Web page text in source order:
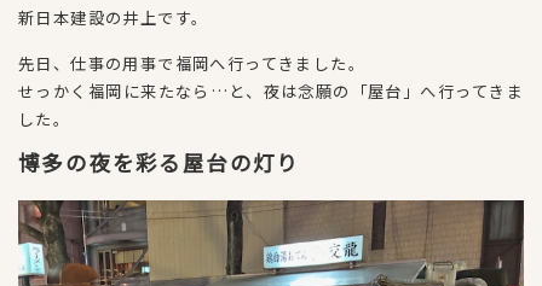
新日本建設の井上です。
先日、仕事の用事で福岡へ行ってきました。
せっかく福岡に来たなら…と、夜は念願の「屋台」へ行ってきま
した。
博多の夜を彩る屋台の灯り